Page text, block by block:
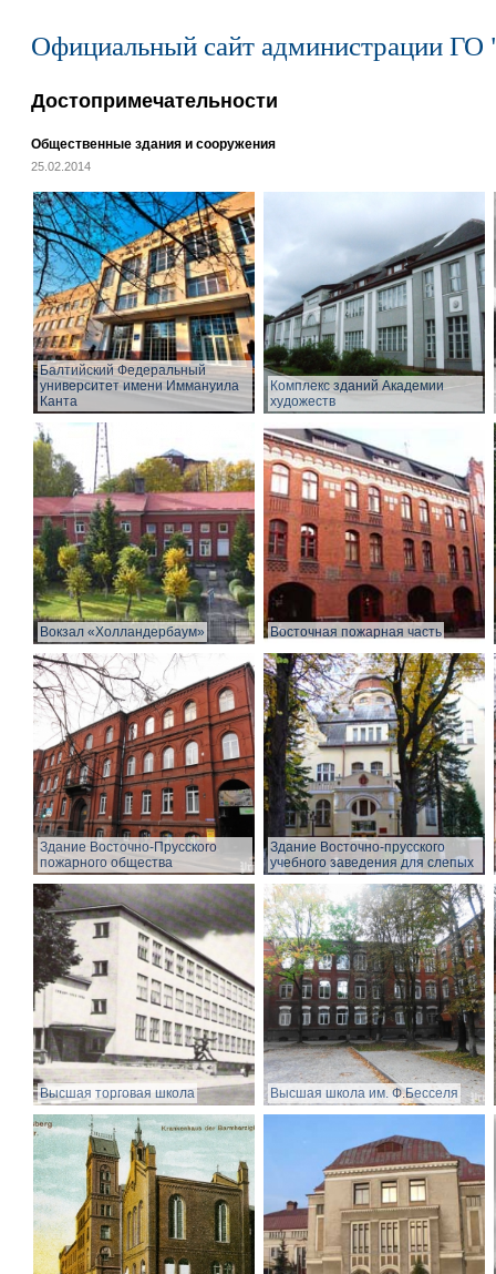
Официальный сайт администрации ГО
Достопримечательности
Общественные здания и сооружения
25.02.2014
Балтийский Федеральный
университет имени Иммануила
Канта
Комплекс зданий Академии
художеств
Вокзал «Холландербаум» Восточная пожарная часть
Здание Восточно-Прусского
пожарного общества
Здание Восточно-прусского
учебного заведения для слепых
Высшая торговая школа Высшая школа им. Ф.Бесселя